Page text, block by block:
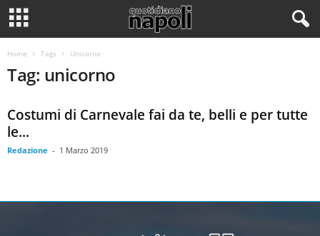
Home Tags Unicorno
Tag: unicorno
Costumi di Carnevale fai da te, belli e per tutte
le...
Redazione - 1 Marzo 2019